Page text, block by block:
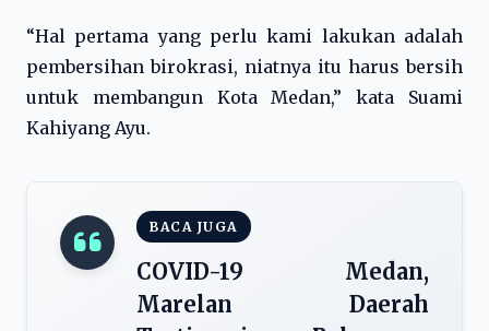
“Hal pertama yang perlu kami lakukan adalah
pembersihan birokrasi, niatnya itu harus bersih
untuk membangun Kota Medan,” kata Suami
Kahiyang Ayu.
BACA JUGA
COVID-19 Medan,
Marelan Daerah